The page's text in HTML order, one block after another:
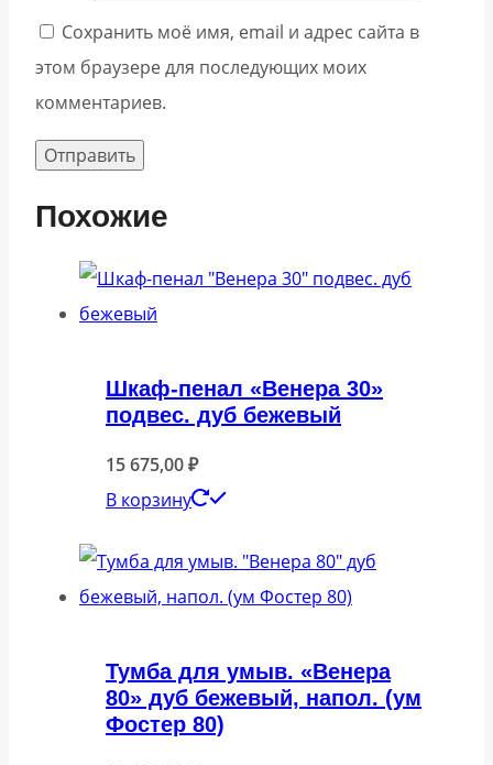
Сохранить моё имя, email и адрес сайта в
этом браузере для последующих моих
комментариев.
Похожие
Шкаф-пенал «Венера 30»
подвес. дуб бежевый
15 675,00₽
В корзину
Тумба для умыв. «Венера
80» дуб бежевый, напол. (ум
Фостер 80)